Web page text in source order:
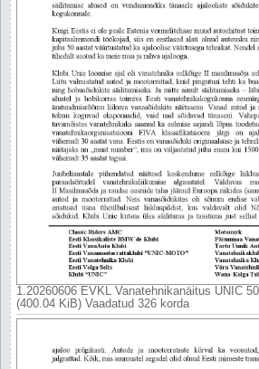
1.20260606 EVKL Vanatehnikanäitus UNIC
(400.04 KiB) Vaadatud 326 korda